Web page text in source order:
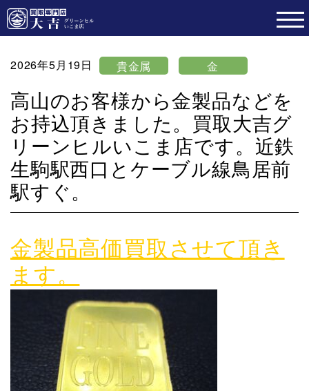
2026年5月19日 貴金属 金
高山のお客様から金製品などを
お持込頂きました。買取大吉グ
リーンヒルいこま店です。近鉄
生駒駅西口とケーブル線鳥居前
駅すぐ。
金製品高価買取させて頂き
ます。